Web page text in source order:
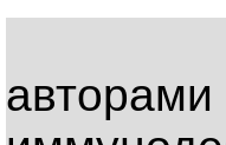
авторами